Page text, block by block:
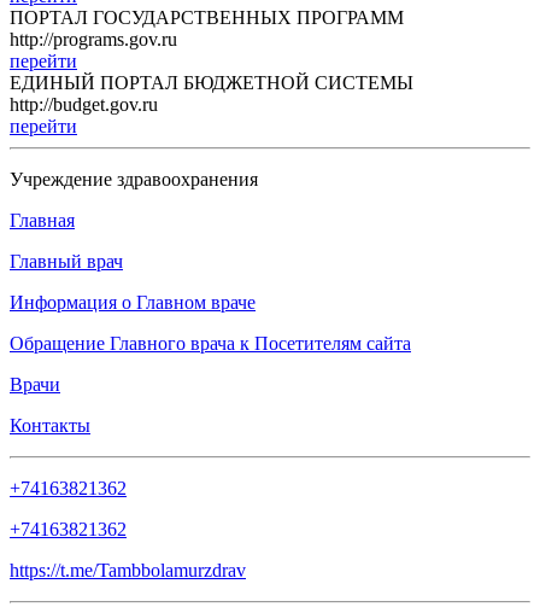
ПОРТАЛ ГОСУДАРСТВЕННЫХ ПРОГРАММ
http://programs.gov.ru
перейти
ЕДИНЫЙ ПОРТАЛ БЮДЖЕТНОЙ СИСТЕМЫ
http://budget.gov.ru
перейти
Учреждение здравоохранения
Главная
Главный врач
Информация о Главном враче
Обращение Главного врача к Посетителям сайта
Врачи
Контакты
+74163821362
+74163821362
https://t.me/Tambbolamurzdrav